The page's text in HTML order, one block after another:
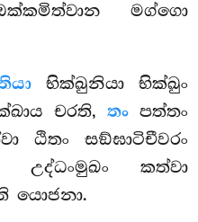
මග්ගො
භික්ඛුනියා භික්ඛුං
චරති, තංපත්තං
ඨිතං සඞ්ඝාටිචීවරං
උද්ධංමුඛං කත්වා
යොජනා.